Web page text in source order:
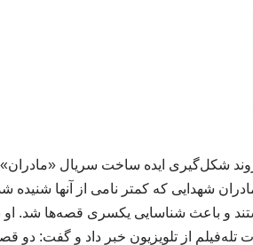
شکل‌گیری ایده ساخت سریال «مادران»
شهدایی که کمتر نامی از آنها شنیده
و باعث شناسایی یکسری قصه‌ها شد. او
از تلویزیون خبر داد و گفت: دو